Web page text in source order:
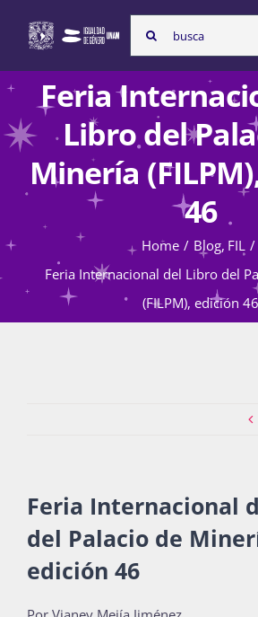
content
Search
for:
Inicio
Nosotras
Programas
Atención de la
La Boletina
Feria
Libro del
Minería
46
Home Blog FIL
Feria Internacional del Libro del
(FILPM), edición 46
Feria Internacional
del Palacio de
edición 46